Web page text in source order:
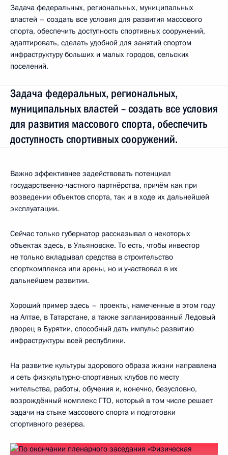
Задача федеральных, региональных, муниципальных
властей – создать все условия для развития массового
спорта, обеспечить доступность спортивных сооружений,
адаптировать, сделать удобной для занятий спортом
инфраструктуру больших и малых городов, сельских
поселений.
Задача федеральных, региональных,
муниципальных властей – создать все условия
для развития массового спорта, обеспечить
доступность спортивных сооружений.
Важно эффективнее задействовать потенциал
государственно-частного партнёрства, причём как при
возведении объектов спорта, так и в ходе их дальнейшей
эксплуатации.
Сейчас только губернатор рассказывал о некоторых
объектах здесь, в Ульяновске. То есть, чтобы инвестор
не только вкладывал средства в строительство
спорткомплекса или арены, но и участвовал в их
дальнейшем развитии.
Хороший пример здесь – проекты, намеченные в этом году
на Алтае, в Татарстане, а также запланированный Ледовый
дворец в Бурятии, способный дать импульс развитию
инфраструктуры всей республики.
На развитие культуры здорового образа жизни направлена
и сеть физкультурно-спортивных клубов по месту
жительства, работы, обучения и, конечно, безусловно,
возрождённый комплекс ГТО, который в том числе решает
задачи на стыке массового спорта и подготовки
спортивного резерва.